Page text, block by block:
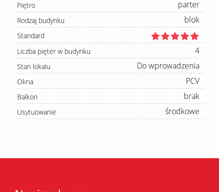
Piętro parter
Rodzaj budynku blok
Standard
Liczba pięter w budynku
4
Stan lokalu Do wprowadzenia
Okna PCV
Balkon brak
Usytuowanie środkowe